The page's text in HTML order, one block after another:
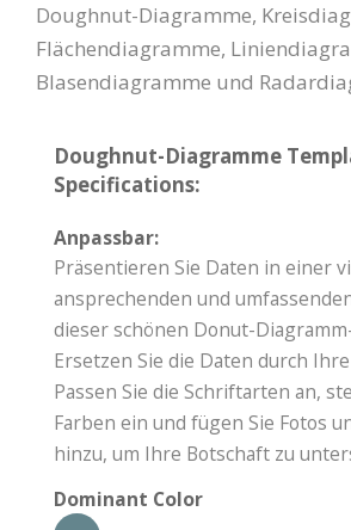
Doughnut-Diagramme,
Flächendiagramme,
Blasendiagramme und
Doughnut-Diagramme
Specifications:
Anpassbar:
Präsentieren Sie Daten in einer
ansprechenden und
dieser schönen Donut-
Ersetzen Sie die Daten durch
Passen Sie die Schriftarten an,
Farben ein und fügen Sie Fotos
hinzu, um Ihre Botschaft zu
Dominant Color